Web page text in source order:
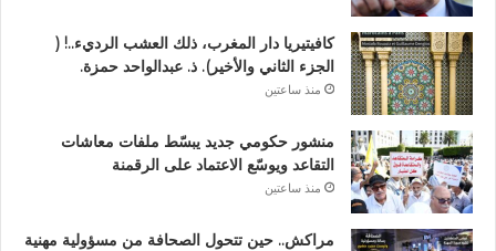
كافيتيريا دار المغرب، ذلك العشب الرديء..! (
الجزء الثاني والأخير). ذ. عبدالواحد حمزة.
منذ ساعتين
منشور حكومي جديد يبسّط ملفات معاشات
التقاعد ويوسّع الاعتماد على الرقمنة
منذ ساعتين
مراكش.. حين تتحول الصحافة من مسؤولية مهنية